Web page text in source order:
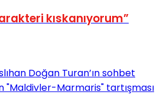
kıskanıyorum”